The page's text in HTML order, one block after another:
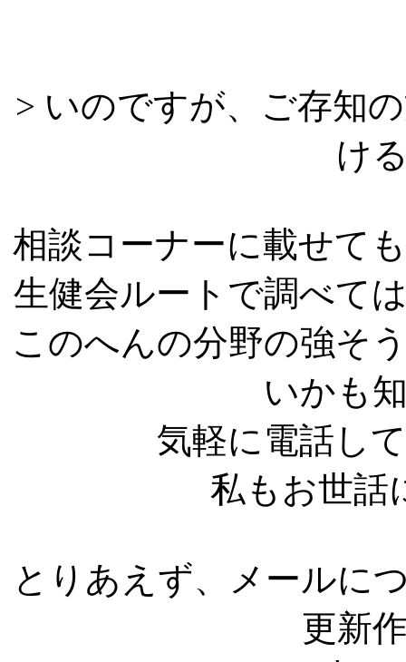
> いのですが、ご存知
け
相談コーナーに載せて
生健会ルートで調べて
このへんの分野の強そ
いかも
気軽に電話し
私もお世話
とりあえず、メールに
更新